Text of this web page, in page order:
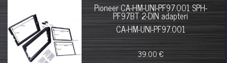
Pioneer CA-HM-UNI-PF97.001 SPH-
PF97BT 2-DIN adapteri
CA-HM-UNI-PF97.001
39.00 €